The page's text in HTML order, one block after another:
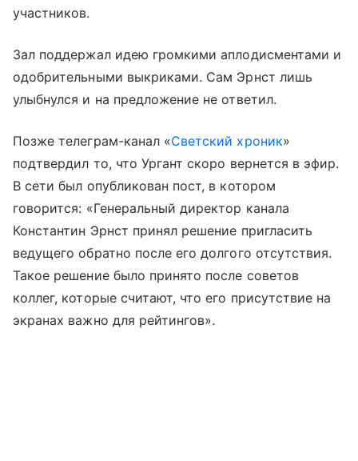
участников.
Зал поддержал идею громкими аплодисментами и
одобрительными выкриками. Сам Эрнст лишь
улыбнулся и на предложение не ответил.
Позже телеграм-канал «Светский хроник»
подтвердил то, что Ургант скоро вернется в эфир.
В сети был опубликован пост, в котором
говорится: «Генеральный директор канала
Константин Эрнст принял решение пригласить
ведущего обратно после его долгого отсутствия.
Такое решение было принято после советов
коллег, которые считают, что его присутствие на
экранах важно для рейтингов».